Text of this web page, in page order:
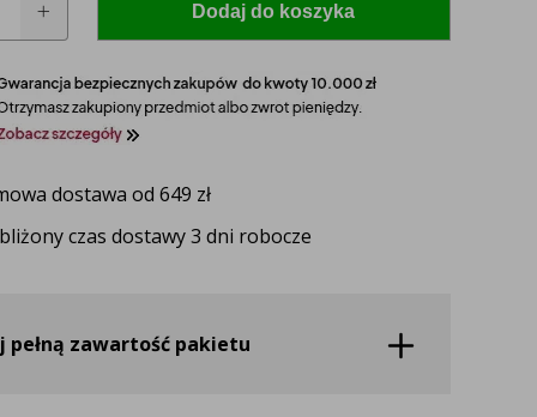
idealnie dopasowane lampy, zapewniające
Dodaj do koszyka
dostawa od 649 zł
czas dostawy 3 dni robocze
pełną zawartość pakietu